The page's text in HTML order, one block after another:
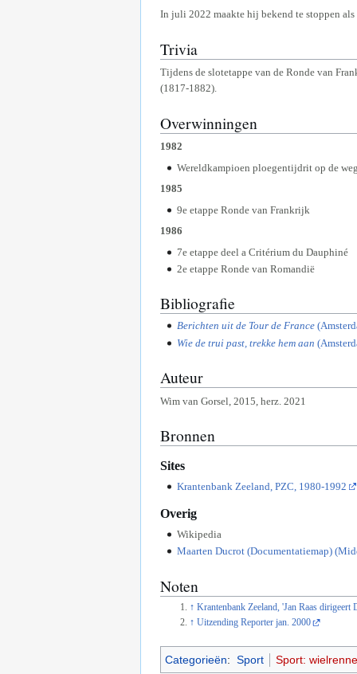
In juli 2022 maakte hij bekend te stoppen
Trivia
Tijdens de slotetappe van de Ronde van
(1817-1882).
Overwinningen
1982
Wereldkampioen ploegentijdrit op de
1985
9e etappe Ronde van Frankrijk
1986
7e etappe deel a Critérium du Dauphiné
2e etappe Ronde van Romandië
Bibliografie
Berichten uit de Tour de France
Wie de trui past, trekke hem aan
Auteur
Wim van Gorsel, 2015, herz. 2021
Bronnen
Sites
Krantenbank Zeeland, PZC, 1980-1992
Overig
Wikipedia
Maarten Ducrot (Documentatiemap)
Noten
↑ Krantenbank Zeeland, 'Jan Raas
↑ Uitzending Reporter jan. 2000
Categorieën: Sport Sport: